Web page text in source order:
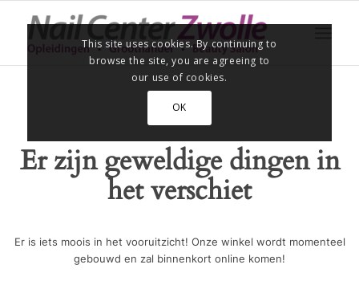
Er zijn geweldige dingen in
het verschiet
Er is iets moois in het vooruitzicht! Onze winkel wordt momenteel
gebouwd en zal binnenkort online komen!
This site uses cookies. By continuing to
browse the site, you are agreeing to
our use of cookies.
OK